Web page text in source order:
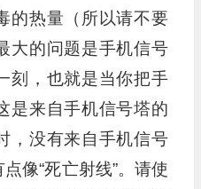
的热量（所以请不要
大的问题是手机信号
刻，也就是当你把手
是来自手机信号塔的
，没有来自手机信号
像“死亡射线”。请使